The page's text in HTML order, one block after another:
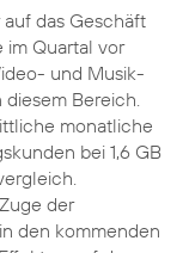
das Geschäft
im Quartal vor
und Musik-
Bereich.
monatliche
bei 1,6 GB
der
in den kommenden